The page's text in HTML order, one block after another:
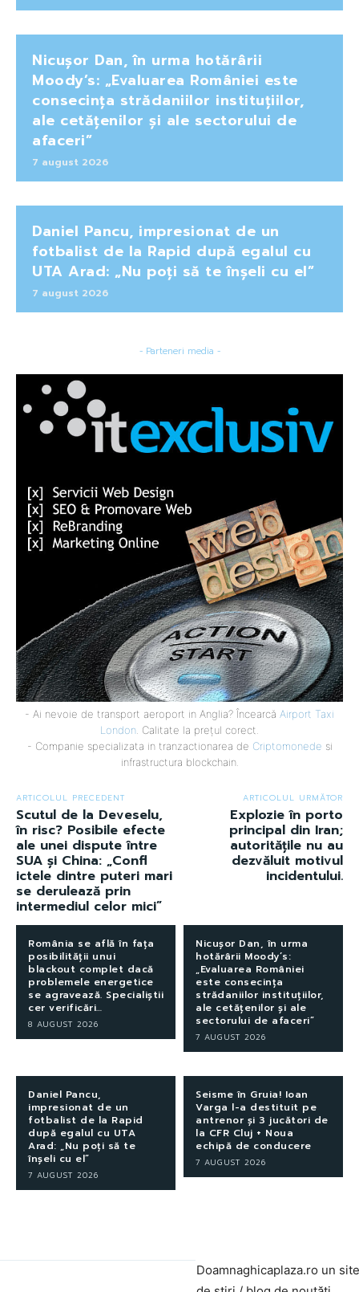
Nicușor Dan, în urma hotărârii
Moody’s: „Evaluarea României este
consecința strădaniilor instituțiilor,
ale cetățenilor și ale sectorului de
afaceri”
7 august 2026
Daniel Pancu, impresionat de un
fotbalist de la Rapid după egalul cu
UTA Arad: „Nu poți să te înșeli cu el”
7 august 2026
- Parteneri media -
- Ai nevoie de transport aeroport in Anglia? Încearcă Airport Taxi
London . Calitate la prețul corect.
- Companie specializata in tranzactionarea de Criptomonede si
infrastructura blockchain.
ARTICOLUL PRECEDENT
Scutul de la Deveselu,
în risc? Posibile efecte
ale unei dispute între
SUA și China: „Confl
ictele dintre puteri mari
se derulează prin
intermediul celor mici”
ARTICOLUL URMĂTOR
Explozie în porto
principal din Iran;
autoritățile nu au
dezvăluit motivul
incidentului.
România se află în fața
posibilității unui
blackout complet dacă
problemele energetice
se agravează. Specialiștii
cer verificări…
8 AUGUST 2026
Nicușor Dan, în urma
hotărârii Moody’s:
„Evaluarea României
este consecința
strădaniilor instituțiilor,
ale cetățenilor și ale
sectorului de afaceri”
7 AUGUST 2026
Daniel Pancu,
impresionat de un
fotbalist de la Rapid
după egalul cu UTA
Arad: „Nu poți să te
înșeli cu el”
7 AUGUST 2026
Seisme în Gruia! Ioan
Varga l-a destituit pe
antrenor și 3 jucători de
la CFR Cluj + Noua
echipă de conducere
7 AUGUST 2026
Doamnaghicaplaza.ro un site